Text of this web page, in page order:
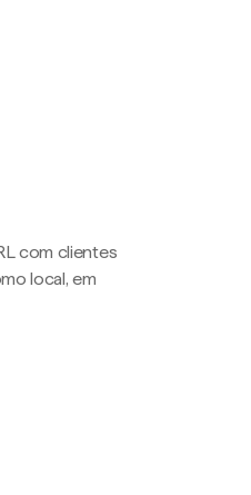
com clientes
local, em